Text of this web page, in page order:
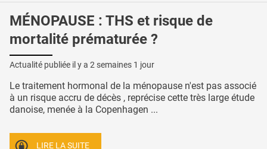
MÉNOPAUSE : THS et risque de
mortalité prématurée ?
Actualité publiée il y a 2 semaines 1 jour
Le traitement hormonal de la ménopause n'est pas associé
à un risque accru de décès , reprécise cette très large étude
danoise, menée à la Copenhagen ...
LIRE LA SUITE